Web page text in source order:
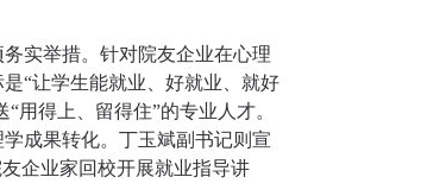
实举措。针对院友企业在心理
是“让学生能就业、好就业、就好
用得上、留得住”的专业人才。
成果转化。丁玉斌副书记则宣
企业家回校开展就业指导讲